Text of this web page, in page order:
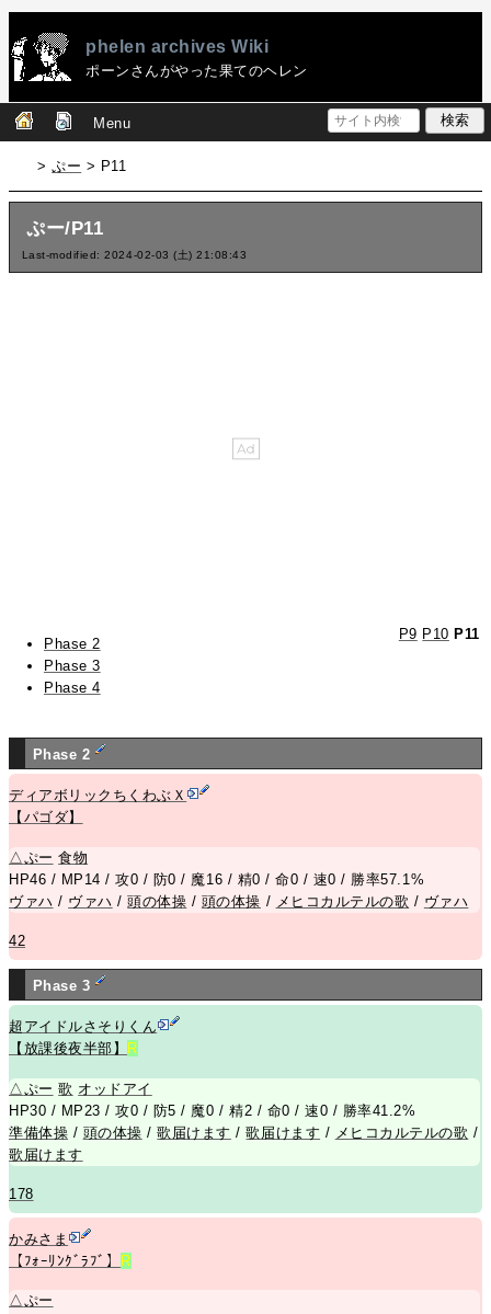
phelen archives Wiki
ポーンさんがやった果てのヘレン
Menu
>ぷー > P11
ぷー/P11
Last-modified: 2024-02-03 (土) 21:08:43
Phase 2
Phase 3
Phase 4
P9 P10 P11
Phase 2
ディアボリックちくわぶＸ
【パゴダ】
△ ぷー 食物
HP46 / MP14 / 攻0 / 防0 / 魔16 / 精0 / 命0 / 速0 / 勝率57.1%
ヴァハ / ヴァハ /頭の体操 / 頭の体操 / メヒコカルテルの歌 / ヴァハ
42
Phase 3
超アイドルさそりくん
【放課後夜半部】
R
△ ぷー 歌 オッドアイ
HP30 / MP23 / 攻0 / 防5 / 魔0 / 精2 / 命0 / 速0 / 勝率41.2%
準備体操 / 頭の体操 /歌届けます /歌届けます / メヒコカルテルの歌 /
歌届けます
178
かみさま
【ﾌｫｰﾘﾝｸﾞﾗﾌﾞ】
R
△ぷー